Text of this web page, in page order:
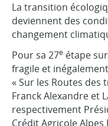
La transition
deviennent des
changement
Pour sa 27e étape
fragile et
« Sur les Routes des
Franck Alexandre et
respectivement
Crédit Agricole Alpes